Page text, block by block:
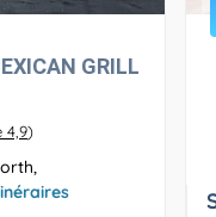
GRILL
4,9)